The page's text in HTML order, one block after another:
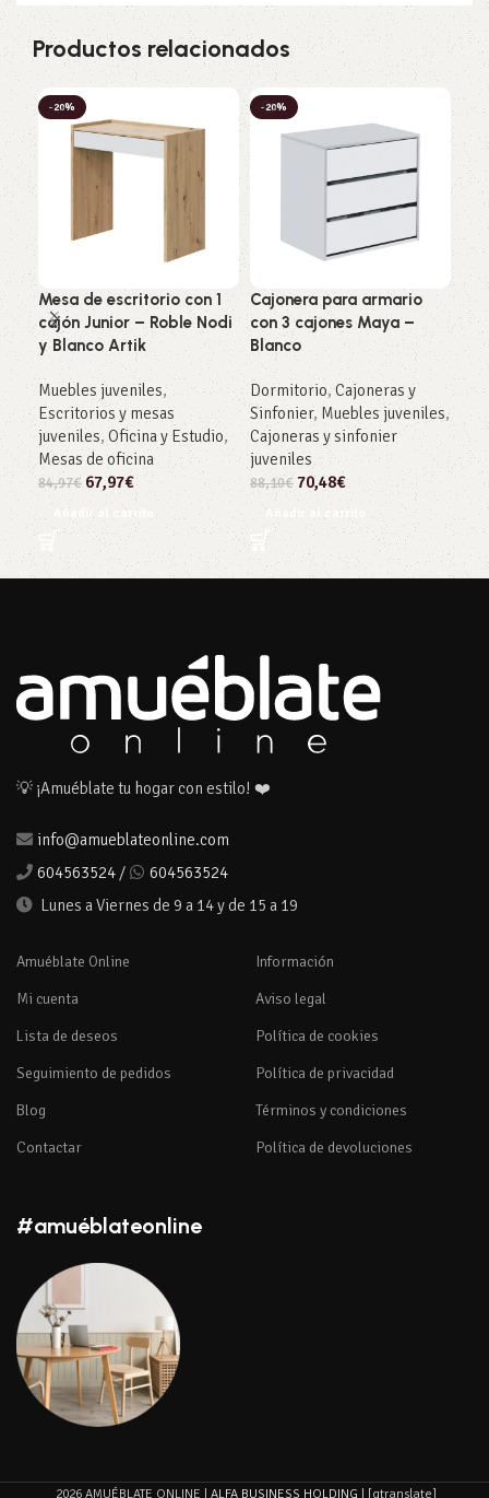
Productos relacionados
-20%
Mesa de escritorio con 1
cajón Junior – Roble Nodi
y Blanco Artik
Muebles juveniles,
Escritorios y mesas
juveniles, Oficina y Estudio,
Mesas de oficina
84,97€ 67,97€
Añadir al carrito
-20%
Cajonera para armario
con 3 cajones Maya –
Blanco
Dormitorio,Cajoneras y
Sinfonier, Muebles juveniles,
Cajoneras y sinfonier
juveniles
88,10€ 70,48€
Añadir al carrito
💡 ¡Amuéblate tu hogar con estilo! ❤️
info@amueblateonline.com
604563524 /
604563524
Lunes a Viernes de 9 a 14 y de 15 a 19
Amuéblate Online
Mi cuenta
Lista de deseos
Seguimiento de pedidos
Blog
Contactar
Información
Aviso legal
Política de cookies
Política de privacidad
Términos y condiciones
Política de devoluciones
#amuéblateonline
2026 AMUÉBLATE ONLINE | ALFA BUSINESS HOLDING | [gtranslate]